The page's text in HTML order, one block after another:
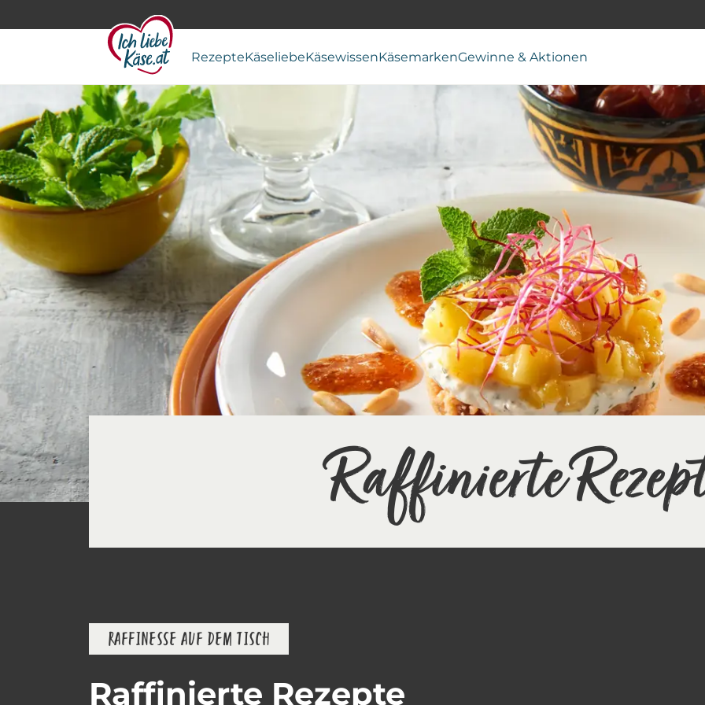
RezepteKäseliebeKäsewissenKäsemarkenGewinne & Aktionen
Raffinierte
RAFFINESSE AUF DEM TISCH
Raffinierte Rezepte